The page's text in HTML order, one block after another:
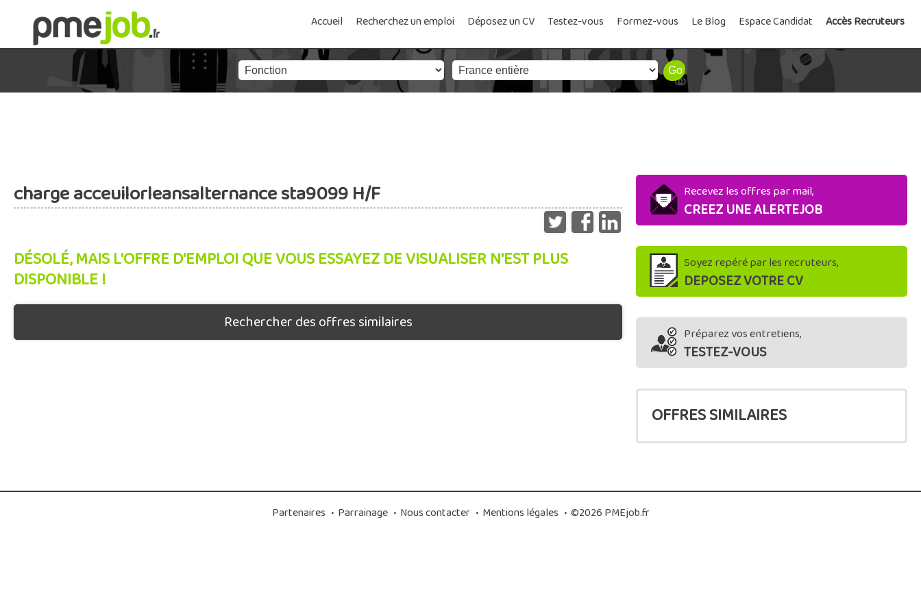
Accueil Recherchez un emploi Déposez un CV Testez-vous Formez-vous Le Blog Espace Candidat Accès Recruteurs
charge acceuilorleansalternance sta9099 H/F
DÉSOLÉ, MAIS L'OFFRE D'EMPLOI QUE VOUS ESSAYEZ DE VISUALISER N'EST PLUS
DISPONIBLE !
Rechercher des offres similaires
Recevez les offres par mail,
CREEZ UNE ALERTEJOB
Soyez repéré par les recruteurs,
DEPOSEZ VOTRE CV
Préparez vos entretiens,
TESTEZ-VOUS
OFFRES SIMILAIRES
Partenaires • Parrainage • Nous contacter • Mentions légales • ©2026 PMEjob.fr